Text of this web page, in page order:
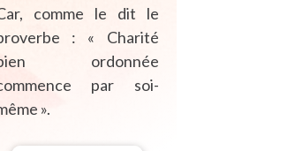
comme le dit le
: « Charité
ordonnée
par soi-
».